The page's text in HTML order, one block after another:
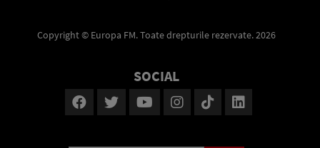
Copyright © Europa FM. Toate drepturile rezervate. 2026
SOCIAL